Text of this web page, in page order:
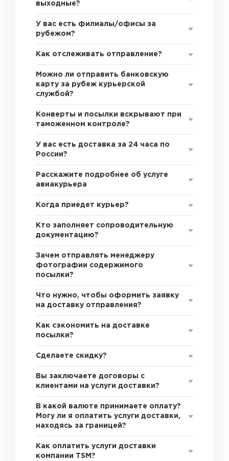
выходные?
У вас есть филиалы/офисы за
рубежом?
Как отслеживать отправление?
Можно ли отправить банковскую
карту за рубеж курьерской
службой?
Конверты и посылки вскрывают при
таможенном контроле?
У вас есть доставка за 24 часа по
России?
Расскажите подробнее об услуге
авиакурьера
Когда приедет курьер?
Кто заполняет сопроводительную
документацию?
Зачем отправлять менеджеру
фотографии содержимого
посылки?
Что нужно, чтобы оформить заявку
на доставку отправления?
Как сэкономить на доставке
посылки?
Сделаете скидку?
Вы заключаете договоры с
клиентами на услуги доставки?
В какой валюте принимаете оплату?
Могу ли я оплатить услуги доставки,
находясь за границей?
Как оплатить услуги доставки
компании TSM?